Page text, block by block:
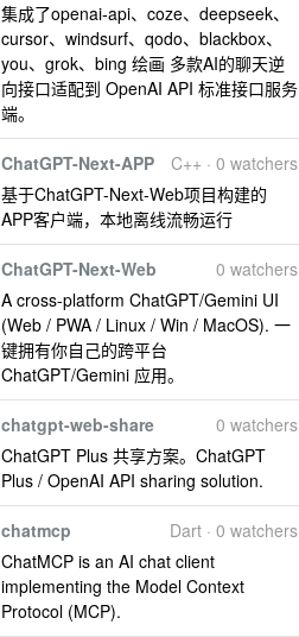
集成了openai-api、coze、deepseek、
cursor、windsurf、qodo、blackbox、
you、grok、bing 绘画 多款AI的聊天逆
向接口适配到 OpenAI API 标准接口服务
端。
C++ · 0 watchers
ChatGPT-Next-APP
基于ChatGPT-Next-Web项目构建的
APP客户端，本地离线流畅运行
0 watchers
ChatGPT-Next-Web
A cross-platform ChatGPT/Gemini UI
(Web / PWA / Linux / Win / MacOS). 一
键拥有你自己的跨平台
ChatGPT/Gemini 应用。
0 watchers
chatgpt-web-share
ChatGPT Plus 共享方案。ChatGPT
Plus / OpenAI API sharing solution.
Dart · 0 watchers
chatmcp
ChatMCP is an AI chat client
implementing the Model Context
Protocol (MCP).